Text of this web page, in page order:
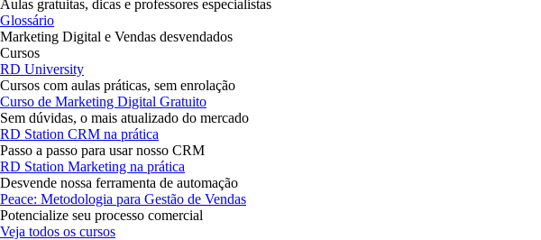
Aulas gratuitas, dicas e professores especialistas
Glossário
Marketing Digital e Vendas desvendados
Cursos
RD University
Cursos com aulas práticas, sem enrolação
Curso de Marketing Digital Gratuito
Sem dúvidas, o mais atualizado do mercado
RD Station CRM na prática
Passo a passo para usar nosso CRM
RD Station Marketing na prática
Desvende nossa ferramenta de automação
Peace: Metodologia para Gestão de Vendas
Potencialize seu processo comercial
Veja todos os cursos